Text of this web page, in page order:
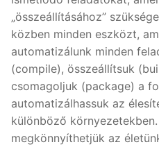
„összeállításához”
közben minden eszközt,
automatizálunk minden
(compile), összeállítsuk
csomagoljuk (package) a
automatizálhassuk az
különböző
megkönnyíthetjük az